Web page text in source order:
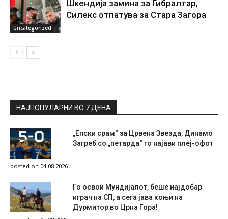
Uncategorized
Шкендија замина за Гибралтар,
Силекс отпатува за Стара Загора
НАЈПОПУЛАРНИ ВО 7 ДЕНА
„Епски срам“ за Црвена Звезда, Динамо
Загреб со „петарда“ го најави плеј-офот
posted on 04.08.2026
Го освои Мундијалот, беше најдобар
играч на СП, а сега јава коњи на
Дурмитор во Црна Гора!